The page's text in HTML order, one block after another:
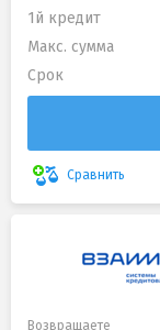
1й кредит
Макс. сумма
Срок
Сравнить
Возвращаете